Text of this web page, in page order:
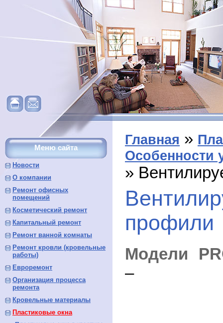
Меню сайта
Новости
О компании
Ремонт офисных
помещений
Косметический ремонт
Капитальный ремонт
Ремонт ванной комнаты
Ремонт кровли (кровельные
работы)
Евроремонт
Организация процесса
ремонта
Кровельные материалы
Пластиковые окна
Главная »
Особенности
»
профили
Модели
–